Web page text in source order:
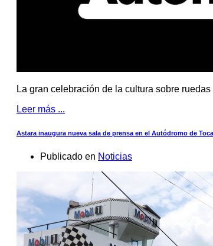
La gran celebración de la cultura sobre
Leer más ...
Astara inaugura nueva sala de prensa en el Autódromo de
Publicado en Noticias